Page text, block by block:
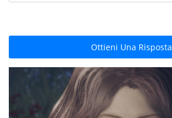
Ottieni Una Risposta